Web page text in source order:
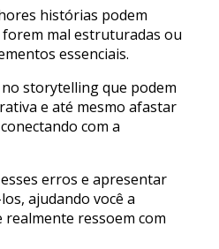
histórias podem
mal estruturadas ou
essenciais.
storytelling que podem
e até mesmo afastar
com a
erros e apresentar
ajudando você a
ressoem com